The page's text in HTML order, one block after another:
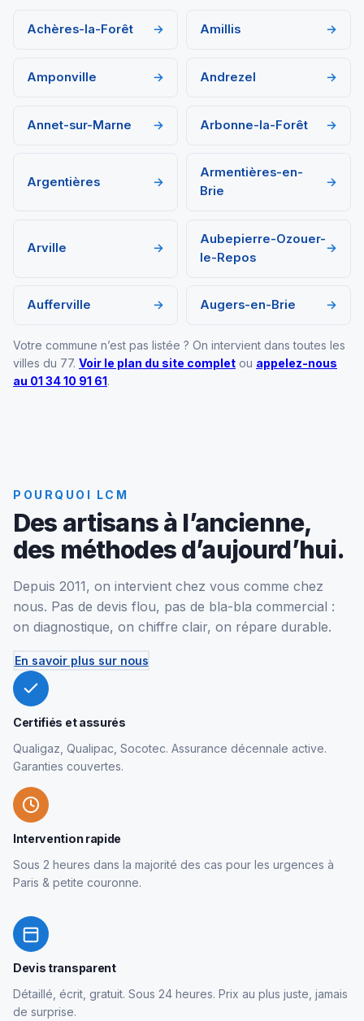
Achères-la-Forêt → Amillis →
Amponville → Andrezel →
Annet-sur-Marne → Arbonne-la-Forêt →
Argentières →
Armentières-en-
Brie
→
Arville →
Aubepierre-Ozouer-
le-Repos
→
Aufferville → Augers-en-Brie →
Votre commune n’est pas listée ? On intervient dans toutes les
villes du 77. Voir le plan du site complet ou appelez-nous
au 01 34 10 91 61.
POURQUOI LCM
Des artisans à l’ancienne,
des méthodes d’aujourd’hui.
Depuis 2011, on intervient chez vous comme chez
nous. Pas de devis flou, pas de bla-bla commercial :
on diagnostique, on chiffre clair, on répare durable.
En savoir plus sur nous
Certifiés et assurés
Qualigaz, Qualipac, Socotec. Assurance décennale active.
Garanties couvertes.
Intervention rapide
Sous 2 heures dans la majorité des cas pour les urgences à
Paris & petite couronne.
Devis transparent
Détaillé, écrit, gratuit. Sous 24 heures. Prix au plus juste, jamais
de surprise.